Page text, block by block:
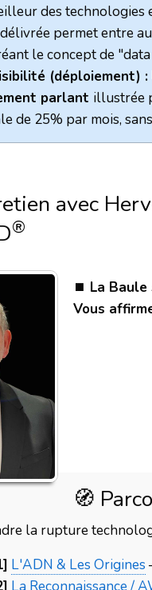
des technologies
permet entre
le concept de
(déploiement) :
parlant illustrée
de 25% par mois,
avec
®
⏹️ La Baule
Vous
🧭
la rupture
L'ADN & Les Origines